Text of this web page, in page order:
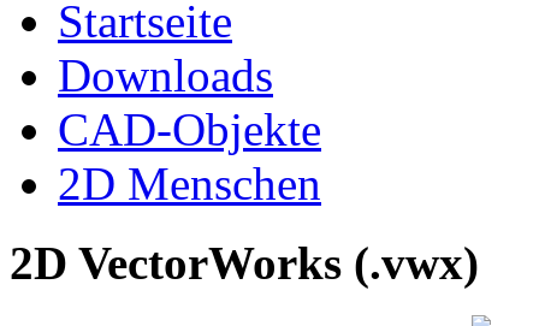
Startseite
Downloads
CAD-Objekte
2D Menschen
2D VectorWorks (.vwx)